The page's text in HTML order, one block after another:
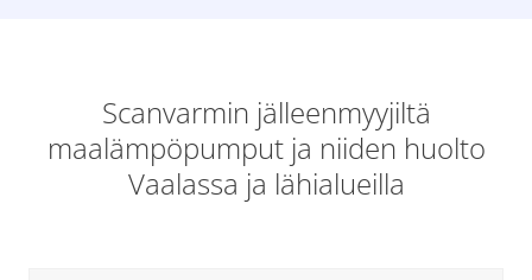
Scanvarmin jälleenmyyjiltä
maalämpöpumput ja niiden huolto
Vaalassa ja lähialueilla